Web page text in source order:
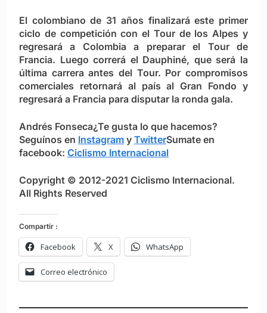
El colombiano de 31 años finalizará este primer
ciclo de competición con el Tour de los Alpes y
regresará a Colombia a preparar el Tour de
Francia. Luego correrá el Dauphiné, que será la
última carrera antes del Tour. Por compromisos
comerciales retornará al país al Gran Fondo y
regresará a Francia para disputar la ronda gala.
Andrés Fonseca¿Te gusta lo que hacemos?
Seguínos en Instagram y TwitterSumate en
facebook: Ciclismo Internacional
Copyright © 2012-2021 Ciclismo Internacional.
All Rights Reserved
Compartir :
Facebook X WhatsApp
Correo electrónico